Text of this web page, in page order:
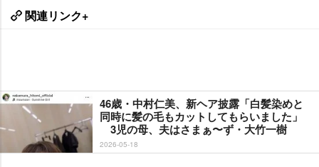
関連リンク+
46歳・中村仁美、新ヘア披露「白髪染めと
同時に髪の毛もカットしてもらいました」
3児の母、夫はさまぁ〜ず・大竹一樹
2026-05-18